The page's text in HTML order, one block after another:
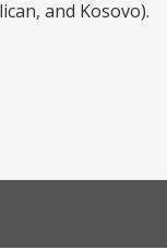
and Kosovo).